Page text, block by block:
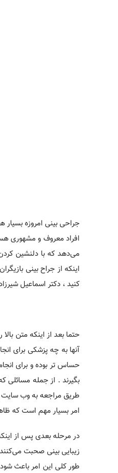
جراحی بینی امروزه بسیار
افراد معروف و مشهوری
می‌دهد که با دلنشین
اینکه از جراح بینی
کنید ، دکتر اسماعیل
حتما بعد از اینکه متن
آنها به چه پزشکی برای
حساس تر بوده و برای
بگیرند . از جمله مسائلی
طریق مراجعه به وب سایت
امر بسیار مهم است که
در مرحله بعدی پس از
زیبایی بینی صحبت
طور کلی این امر باعث